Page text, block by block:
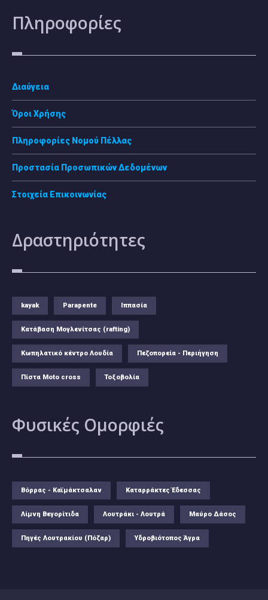
Πληροφορίες
Διαύγεια
Όροι Χρήσης
Πληροφορίες Νομού Πέλλας
Προστασία Προσωπικών Δεδομένων
Στοιχεία Επικοινωνίας
Δραστηριότητες
kayak Parapente Ιππασία
Κατάβαση Μογλενίτσας (rafting)
Κωπηλατικό κέντρο Λουδία Πεζοπορεία - Περιήγηση
Πίστα Moto cross Τοξοβολία
Φυσικές Ομορφιές
Βόρρας - Καϊμάκτσαλαν Καταρράκτες Έδεσσας
Λίμνη Βεγορίτιδα Λουτράκι - Λουτρά Μαύρο Δάσος
Πηγές Λουτρακίου (Πόζαρ) Υδροβιότοπος Άγρα